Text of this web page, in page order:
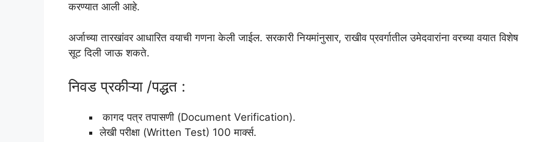
करण्यात आली आहे.
अर्जाच्या तारखांवर आधारित वयाची गणना केली जाईल. सरकारी नियमांनुसार, राखीव प्रवर्गातील उमेदवारांना वरच्या वयात विशेष
सूट दिली जाऊ शकते.
निवड प्रकीऱ्या /पद्धत :
कागद पत्र तपासणी (Document Verification).
लेखी परीक्षा (Written Test) 100 मार्क्स.